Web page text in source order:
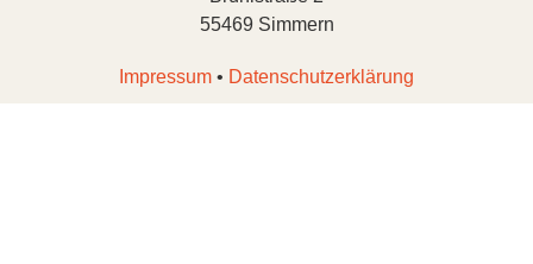
55469 Simmern
Impressum • Datenschutzerklärung